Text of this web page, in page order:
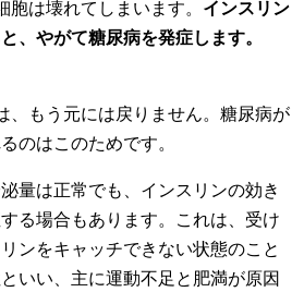
は壊れてしまいます。 インスリン
、やがて糖尿病を発症します。
、もう元には戻りません。糖尿病が
のはこのためです。
量は正常でも、インスリンの効き
る場合もあります。これは、受け
ンをキャッチできない状態のこと
いい、主に運動不足と肥満が原因